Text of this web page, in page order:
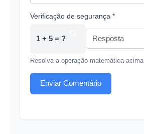
Verificação de segurança *
1 + 5 = ?
Resolva a operação matemática acima
Enviar Comentário